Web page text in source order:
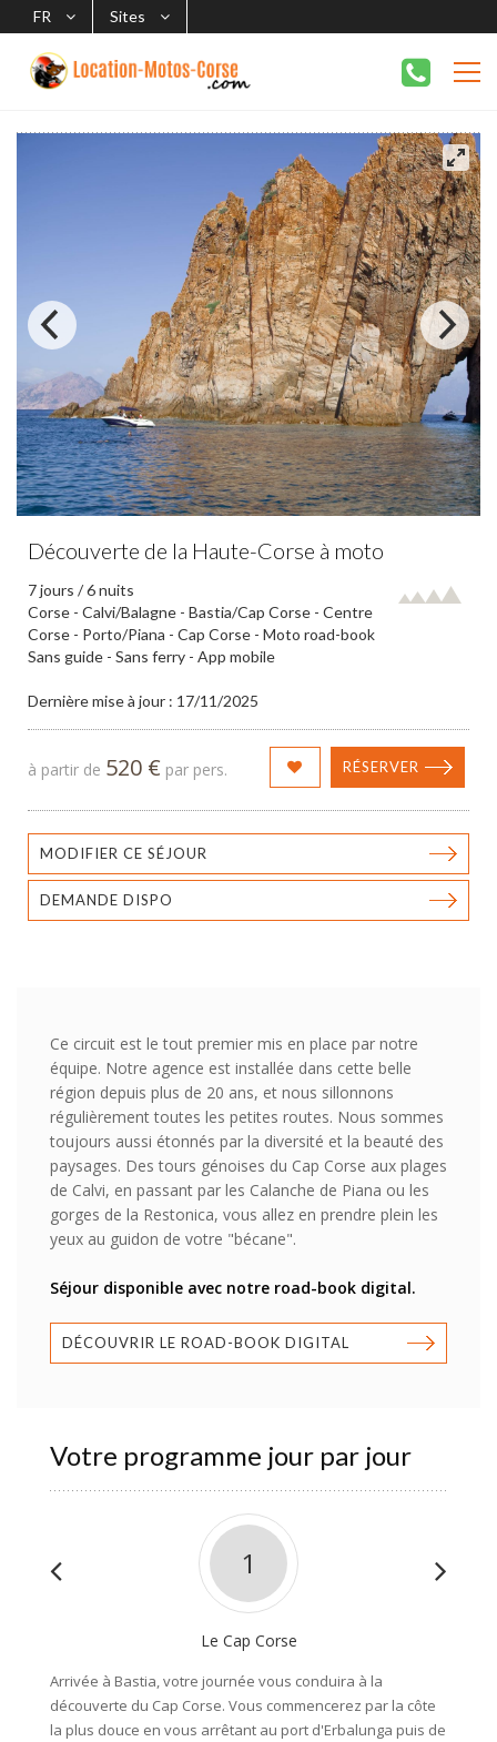
FR Sites
Découverte de la Haute-Corse à moto
7 jours / 6 nuits
Corse - Calvi/Balagne - Bastia/Cap Corse - Centre
Corse - Porto/Piana - Cap Corse - Moto road-book
Sans guide - Sans ferry - App mobile
Dernière mise à jour : 17/11/2025
à partir de 520 € par pers. RÉSERVER
MODIFIER CE SÉJOUR
DEMANDE DISPO
Ce circuit est le tout premier mis en place par notre
équipe. Notre agence est installée dans cette belle
région depuis plus de 20 ans, et nous sillonnons
régulièrement toutes les petites routes. Nous sommes
toujours aussi étonnés par la diversité et la beauté des
paysages. Des tours génoises du Cap Corse aux plages
de Calvi, en passant par les Calanche de Piana ou les
gorges de la Restonica, vous allez en prendre plein les
yeux au guidon de votre "bécane".
Séjour disponible avec notre road-book digital.
DÉCOUVRIR LE ROAD-BOOK DIGITAL
Votre programme jour par jour
1
Le Cap Corse
Arrivée à Bastia, votre journée vous conduira à la
découverte du Cap Corse. Vous commencerez par la côte
la plus douce en vous arrêtant au port d'Erbalunga puis de